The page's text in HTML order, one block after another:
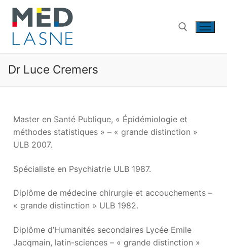
Dr Luce Cremers
Master en Santé Publique, « Épidémiologie et
méthodes statistiques » – « grande distinction »
ULB 2007.
Spécialiste en Psychiatrie ULB 1987.
Diplôme de médecine chirurgie et accouchements –
« grande distinction » ULB 1982.
Diplôme d’Humanités secondaires Lycée Emile
Jacqmain, latin-sciences – « grande distinction »